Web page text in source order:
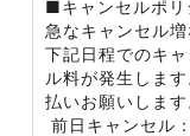
■キャンセルポリ
急なキャンセル
下記日程でのキ
ル料が発生しま
払いお願いしま
前日キャンセル